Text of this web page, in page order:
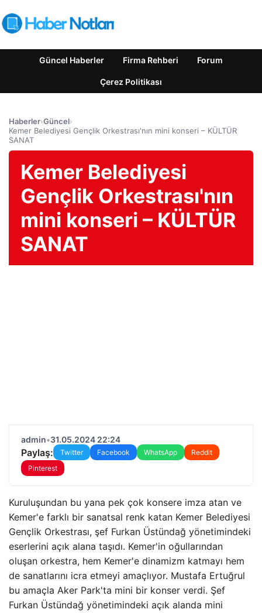
Güncel Haberler Firma Rehberi Forum
Çerez Politikası
Haberler›Güncel›
Kemer Belediyesi Gençlik Orkestrası'nın mini konseri – KÜLTÜR
SANAT
Kemer Belediyesi
Gençlik Orkestrası'nın
mini konseri – KÜLTÜR
SANAT
admin•31.05.2024 22:24
Paylaş: Twitter Facebook WhatsApp
Reddit
Pinterest
Kuruluşundan bu yana pek çok konsere imza atan ve
Kemer'e farklı bir sanatsal renk katan Kemer Belediyesi
Gençlik Orkestrası, şef Furkan Üstündağ yönetimindeki
eserlerini açık alana taşıdı. Kemer'in oğullarından
oluşan orkestra, hem Kemer'e dinamizm katmayı hem
de sanatlarını icra etmeyi amaçlıyor. Mustafa Ertuğrul
bu amaçla Aker Park'ta mini bir konser verdi. Şef
Furkan Üstündağ yönetimindeki açık alanda mini